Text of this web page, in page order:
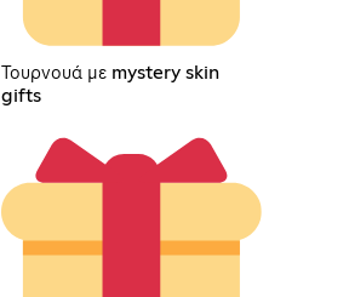
Τουρνουά με mystery skin
gifts